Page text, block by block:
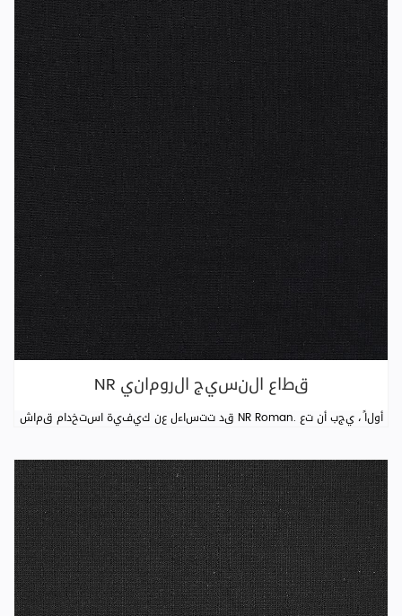
NR قطاع النسيج الروماني
قد تتساءل عن كيفية استخدام قماش NR Roman. أولاً ، يجب أن تع